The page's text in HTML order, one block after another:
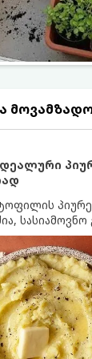
პიურე
ფერით.
მაგრამ
უნდა
გემრიელი